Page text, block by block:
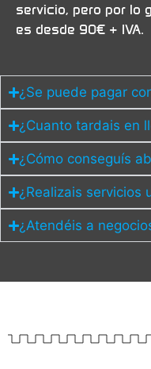
servicio, pero por lo
es desde 90€ + IVA.
¿Se puede pagar
¿Cuanto tardais en
¿Cómo conseguís
¿Realizais servicios
¿Atendéis a